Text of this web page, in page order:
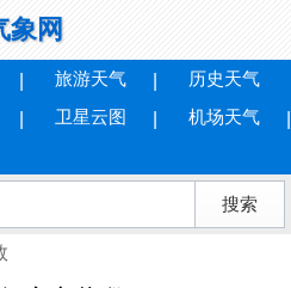
象网
旅游天气
历史天气
卫星云图
机场天气